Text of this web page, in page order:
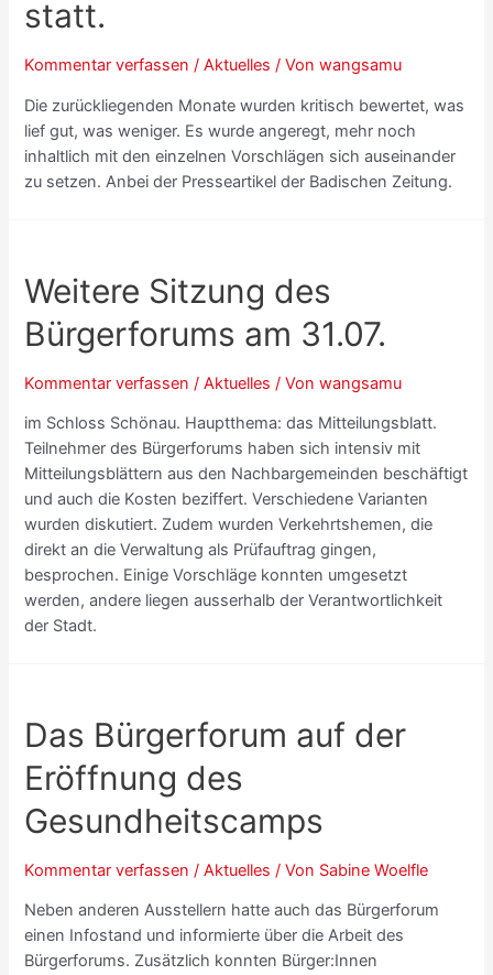
statt.
Kommentar verfassen /Aktuelles / Vonwangsamu
Die zurückliegenden Monate wurden kritisch bewertet, was
lief gut, was weniger. Es wurde angeregt, mehr noch
inhaltlich mit den einzelnen Vorschlägen sich auseinander
zu setzen. Anbei der Presseartikel der Badischen Zeitung.
Weitere Sitzung des
Bürgerforums am 31.07.
Kommentar verfassen /Aktuelles / Vonwangsamu
im Schloss Schönau. Hauptthema: das Mitteilungsblatt.
Teilnehmer des Bürgerforums haben sich intensiv mit
Mitteilungsblättern aus den Nachbargemeinden beschäftigt
und auch die Kosten beziffert. Verschiedene Varianten
wurden diskutiert. Zudem wurden Verkehrtshemen, die
direkt an die Verwaltung als Prüfauftrag gingen,
besprochen. Einige Vorschläge konnten umgesetzt
werden, andere liegen ausserhalb der Verantwortlichkeit
der Stadt.
Das Bürgerforum auf der
Eröffnung des
Gesundheitscamps
Kommentar verfassen /Aktuelles / Von Sabine Woelfle
Neben anderen Ausstellern hatte auch das Bürgerforum
einen Infostand und informierte über die Arbeit des
Bürgerforums. Zusätzlich konnten Bürger:Innen